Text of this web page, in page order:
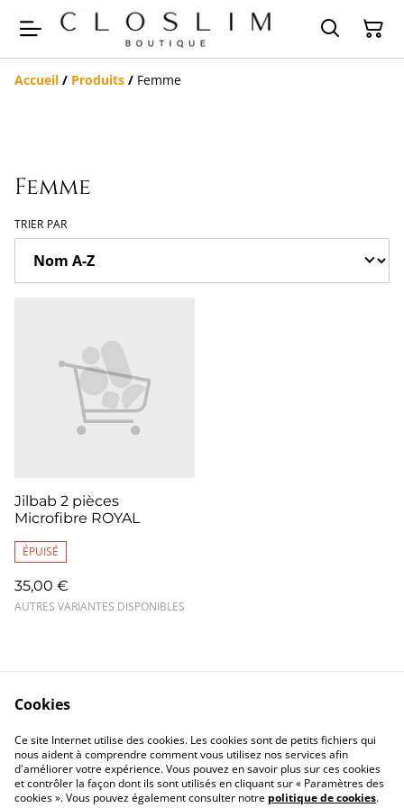
Accueil / Produits / Femme
Femme
TRIER PAR
Jilbab 2 pièces
Microfibre ROYAL
ÉPUISÉ
35,00 €
AUTRES VARIANTES DISPONIBLES
Contact
Mentions légales
Confidentialité
Cookies
Cookies
Ce site Internet utilise des cookies. Les cookies sont de petits fichiers qui
nous aident à comprendre comment vous utilisez nos services afin
d'améliorer votre expérience. Vous pouvez en savoir plus sur ces cookies
et contrôler la façon dont ils sont utilisés en cliquant sur « Paramètres des
cookies ». Vous pouvez également consulter notre politique de cookies.